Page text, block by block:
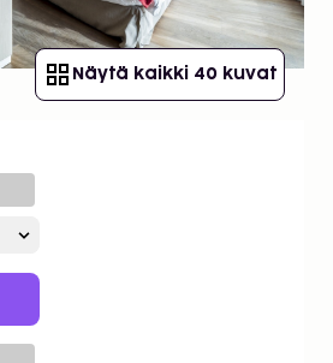
Näytä kaikki 40 kuvat